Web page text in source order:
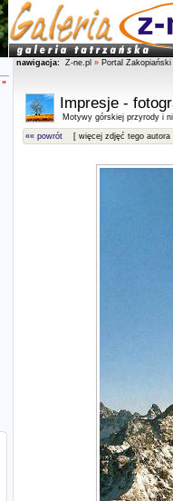
»
nawigacja: Z-ne.pl » Portal Zakopiański
Impresje -
Motywy górskiej przyrody i
«« powrót [ więcej zdjęć tego autora